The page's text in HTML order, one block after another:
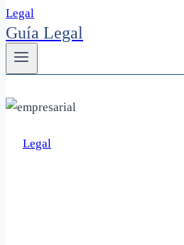
Guía Legal
Legal